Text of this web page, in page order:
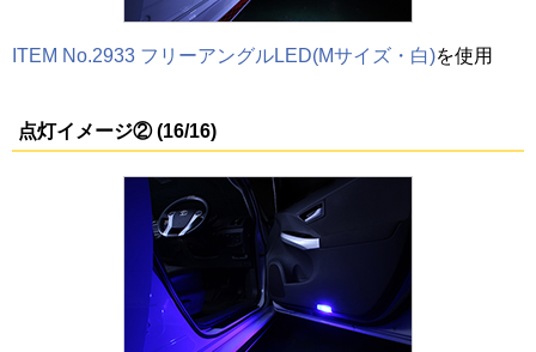
ITEM No.2933 フリーアングルLED(Mサイズ・白)を使用
点灯イメージ② (16/16)